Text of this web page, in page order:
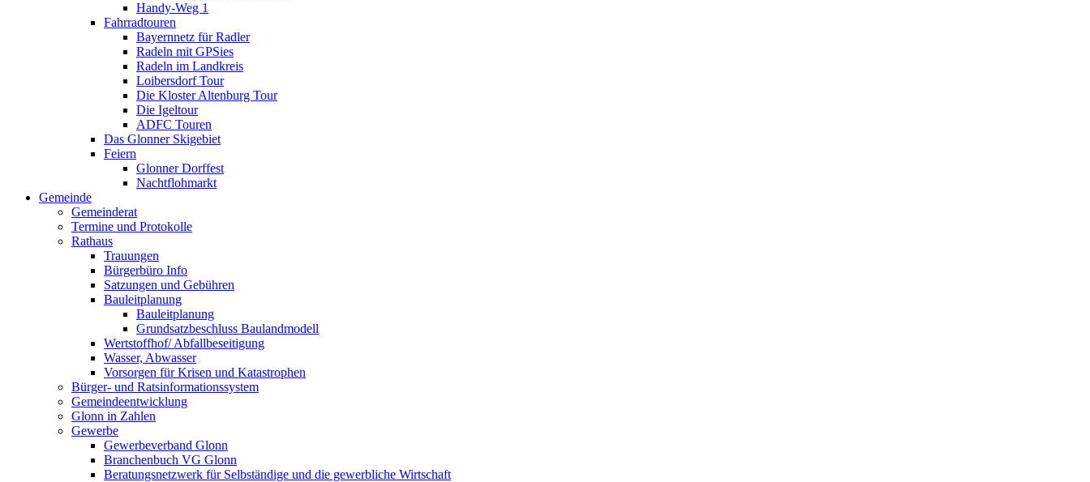
Handy-Weg 1
Fahrradtouren
Bayernnetz für Radler
Radeln mit GPSies
Radeln im Landkreis
Loibersdorf Tour
Die Kloster Altenburg Tour
Die Igeltour
ADFC Touren
Das Glonner Skigebiet
Feiern
Glonner Dorffest
Nachtflohmarkt
Gemeinde
Gemeinderat
Termine und Protokolle
Rathaus
Trauungen
Bürgerbüro Info
Satzungen und Gebühren
Bauleitplanung
Bauleitplanung
Grundsatzbeschluss Baulandmodell
Wertstoffhof/ Abfallbeseitigung
Wasser, Abwasser
Vorsorgen für Krisen und Katastrophen
Bürger- und Ratsinformationssystem
Gemeindeentwicklung
Glonn in Zahlen
Gewerbe
Gewerbeverband Glonn
Branchenbuch VG Glonn
Beratungsnetzwerk für Selbständige und die gewerbliche Wirtschaft